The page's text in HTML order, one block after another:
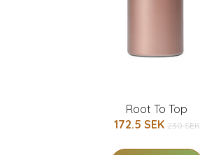
Root To Top
172.5 SEK 230 SEK